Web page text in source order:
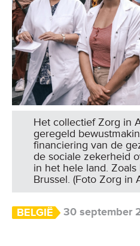
Het collectief Zorg in
geregeld
financiering van de
de sociale zekerheid
in het hele land. Zoals
Brussel. (Foto Zorg in
BELGIË 30 september